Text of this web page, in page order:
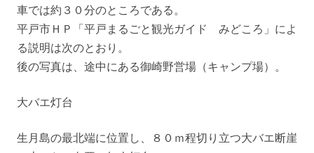
車では約３０分のところである。
平戸市ＨＰ「平戸まるごと観光ガイド みどころ」によ
る説明は次のとおり。
後の写真は、途中にある御崎野営場（キャンプ場）。
大バエ灯台
生月島の最北端に位置し、８０ｍ程切り立つ大バエ断崖